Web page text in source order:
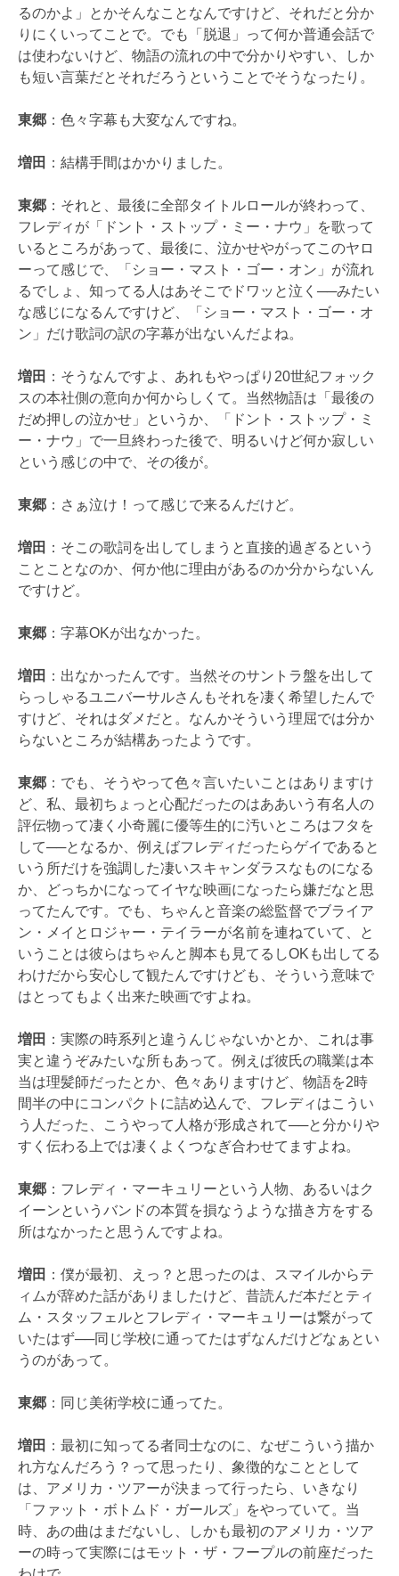
るのかよ」とかそんなことなんですけど、それだと分か
りにくいってことで。でも「脱退」って何か普通会話で
は使わないけど、物語の流れの中で分かりやすい、しか
も短い言葉だとそれだろうということでそうなったり。
東郷 ：色々字幕も大変なんですね。
増田 ：結構手間はかかりました。
東郷 ：それと、最後に全部タイトルロールが終わって、
フレディが「ドント・ストップ・ミー・ナウ」を歌って
いるところがあって、最後に、泣かせやがってこのヤロ
ーって感じで、「ショー・マスト・ゴー・オン」が流れ
るでしょ、知ってる人はあそこでドワッと泣く──みたい
な感じになるんですけど、「ショー・マスト・ゴー・オ
ン」だけ歌詞の訳の字幕が出ないんだよね。
増田 ：そうなんですよ、あれもやっぱり20世紀フォック
スの本社側の意向か何からしくて。当然物語は「最後の
だめ押しの泣かせ」というか、「ドント・ストップ・ミ
ー・ナウ」で一旦終わった後で、明るいけど何か寂しい
という感じの中で、その後が。
東郷 ：さぁ泣け！って感じで来るんだけど。
増田 ：そこの歌詞を出してしまうと直接的過ぎるという
ことことなのか、何か他に理由があるのか分からないん
ですけど。
東郷 ：字幕OKが出なかった。
増田 ：出なかったんです。当然そのサントラ盤を出して
らっしゃるユニバーサルさんもそれを凄く希望したんで
すけど、それはダメだと。なんかそういう理屈では分か
らないところが結構あったようです。
東郷 ：でも、そうやって色々言いたいことはありますけ
ど、私、最初ちょっと心配だったのはああいう有名人の
評伝物って凄く小奇麗に優等生的に汚いところはフタを
して──となるか、例えばフレディだったらゲイであると
いう所だけを強調した凄いスキャンダラスなものになる
か、どっちかになってイヤな映画になったら嫌だなと思
ってたんです。でも、ちゃんと音楽の総監督でブライア
ン・メイとロジャー・テイラーが名前を連ねていて、と
いうことは彼らはちゃんと脚本も見てるしOKも出してる
わけだから安心して観たんですけども、そういう意味で
はとってもよく出来た映画ですよね。
増田 ：実際の時系列と違うんじゃないかとか、これは事
実と違うぞみたいな所もあって。例えば彼氏の職業は本
当は理髪師だったとか、色々ありますけど、物語を2時
間半の中にコンパクトに詰め込んで、フレディはこうい
う人だった、こうやって人格が形成されて──と分かりや
すく伝わる上では凄くよくつなぎ合わせてますよね。
東郷 ：フレディ・マーキュリーという人物、あるいはク
イーンというバンドの本質を損なうような描き方をする
所はなかったと思うんですよね。
増田 ：僕が最初、えっ？と思ったのは、スマイルからテ
ィムが辞めた話がありましたけど、昔読んだ本だとティ
ム・スタッフェルとフレディ・マーキュリーは繋がって
いたはず──同じ学校に通ってたはずなんだけどなぁとい
うのがあって。
東郷 ：同じ美術学校に通ってた。
増田 ：最初に知ってる者同士なのに、なぜこういう描か
れ方なんだろう？って思ったり、象徴的なこととして
は、アメリカ・ツアーが決まって行ったら、いきなり
「ファット・ボトムド・ガールズ」をやっていて。当
時、あの曲はまだないし、しかも最初のアメリカ・ツア
ーの時って実際にはモット・ザ・フープルの前座だった